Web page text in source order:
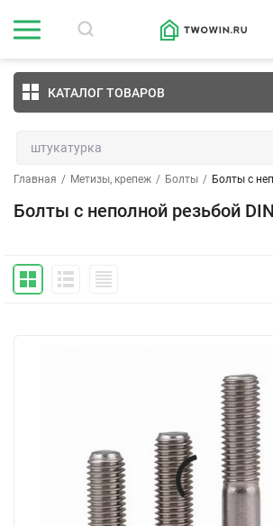
КАТАЛОГ ТОВАРОВ
Главная / Метизы, крепеж / Болты / Болты с
Болты с неполной резьбой